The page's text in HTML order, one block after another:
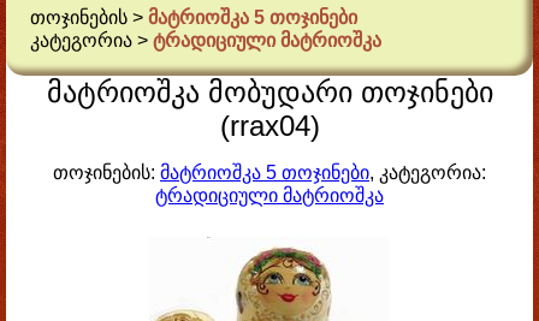
თოჯინების > მატრიოშკა 5 თოჯინები
კატეგორია > ტრადიციული მატრიოშკა
მატრიოშკა მობუდარი თოჯინები
(rrax04)
თოჯინების: მატრიოშკა 5 თოჯინები, კატეგორია:
ტრადიციული მატრიოშკა